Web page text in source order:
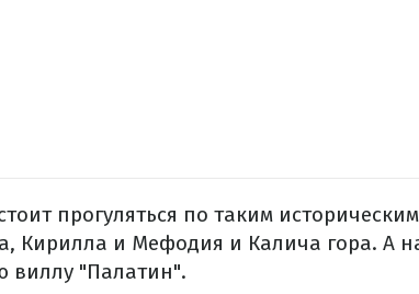
прогуляться по таким
Кирилла и Мефодия и Калича гора. А
виллу "Палатин".